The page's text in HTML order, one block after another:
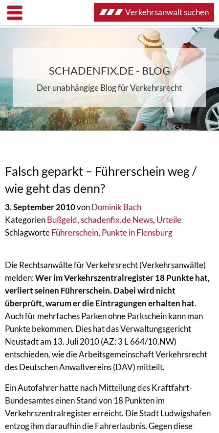
SCHADENFIX.DE - BLOG
Der unabhängige Blog für Verkehrsrecht
Falsch geparkt – Führerschein weg /
wie geht das denn?
3. September 2010vonDominik Bach
KategorienBußgeld,schadenfix.de News, Urteile
SchlagworteFührerschein, Punkte in Flensburg
Die Rechtsanwälte für Verkehrsrecht (Verkehrsanwälte)
melden:Wer im Verkehrszentralregister 18 Punkte hat,
verliert seinen Führerschein. Dabei wird nicht
überprüft, warum er die Eintragungen erhalten hat.
Auch für mehrfaches Parken ohne Parkschein kann man
Punkte bekommen. Dies hat das Verwaltungsgericht
Neustadt am 13. Juli 2010 (AZ: 3 L 664/10.NW)
entschieden, wie die Arbeitsgemeinschaft Verkehrsrecht
des Deutschen Anwaltvereins (DAV) mitteilt.
Ein Autofahrer hatte nach Mitteilung des Kraftfahrt-
Bundesamtes einen Stand von 18 Punkten im
Verkehrszentralregister erreicht. Die Stadt Ludwigshafen
entzog ihm daraufhin die Fahrerlaubnis. Gegen diese
Verkehrsanwalt suchen